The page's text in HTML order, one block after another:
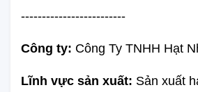
-------------------------
Công ty: Công Ty TNHH Hạt
Lĩnh vực sản xuất: Sản xuất